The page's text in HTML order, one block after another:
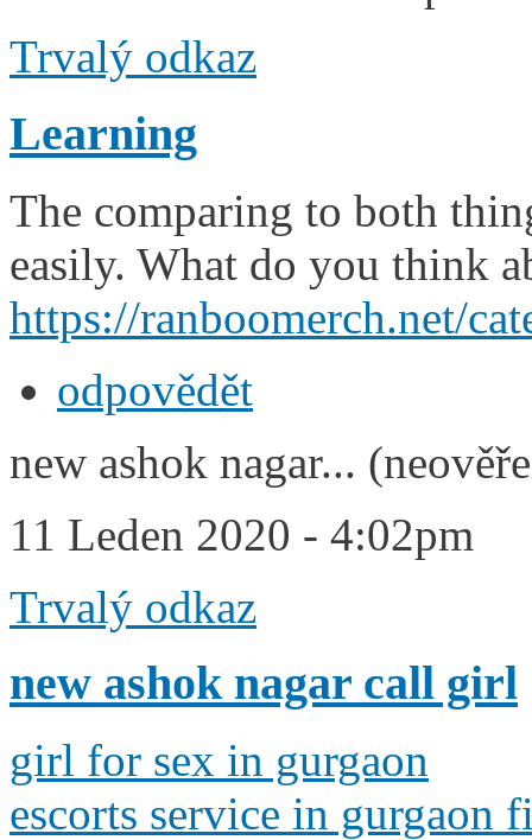
Trvalý odkaz
Learning
The comparing to both
easily. What do you think
https://ranboomerch.net/
odpovědět
new ashok nagar...
11 Leden 2020 - 4:02pm
Trvalý odkaz
new ashok nagar call girl
girl for sex in gurgaon
escorts service in gurgaon